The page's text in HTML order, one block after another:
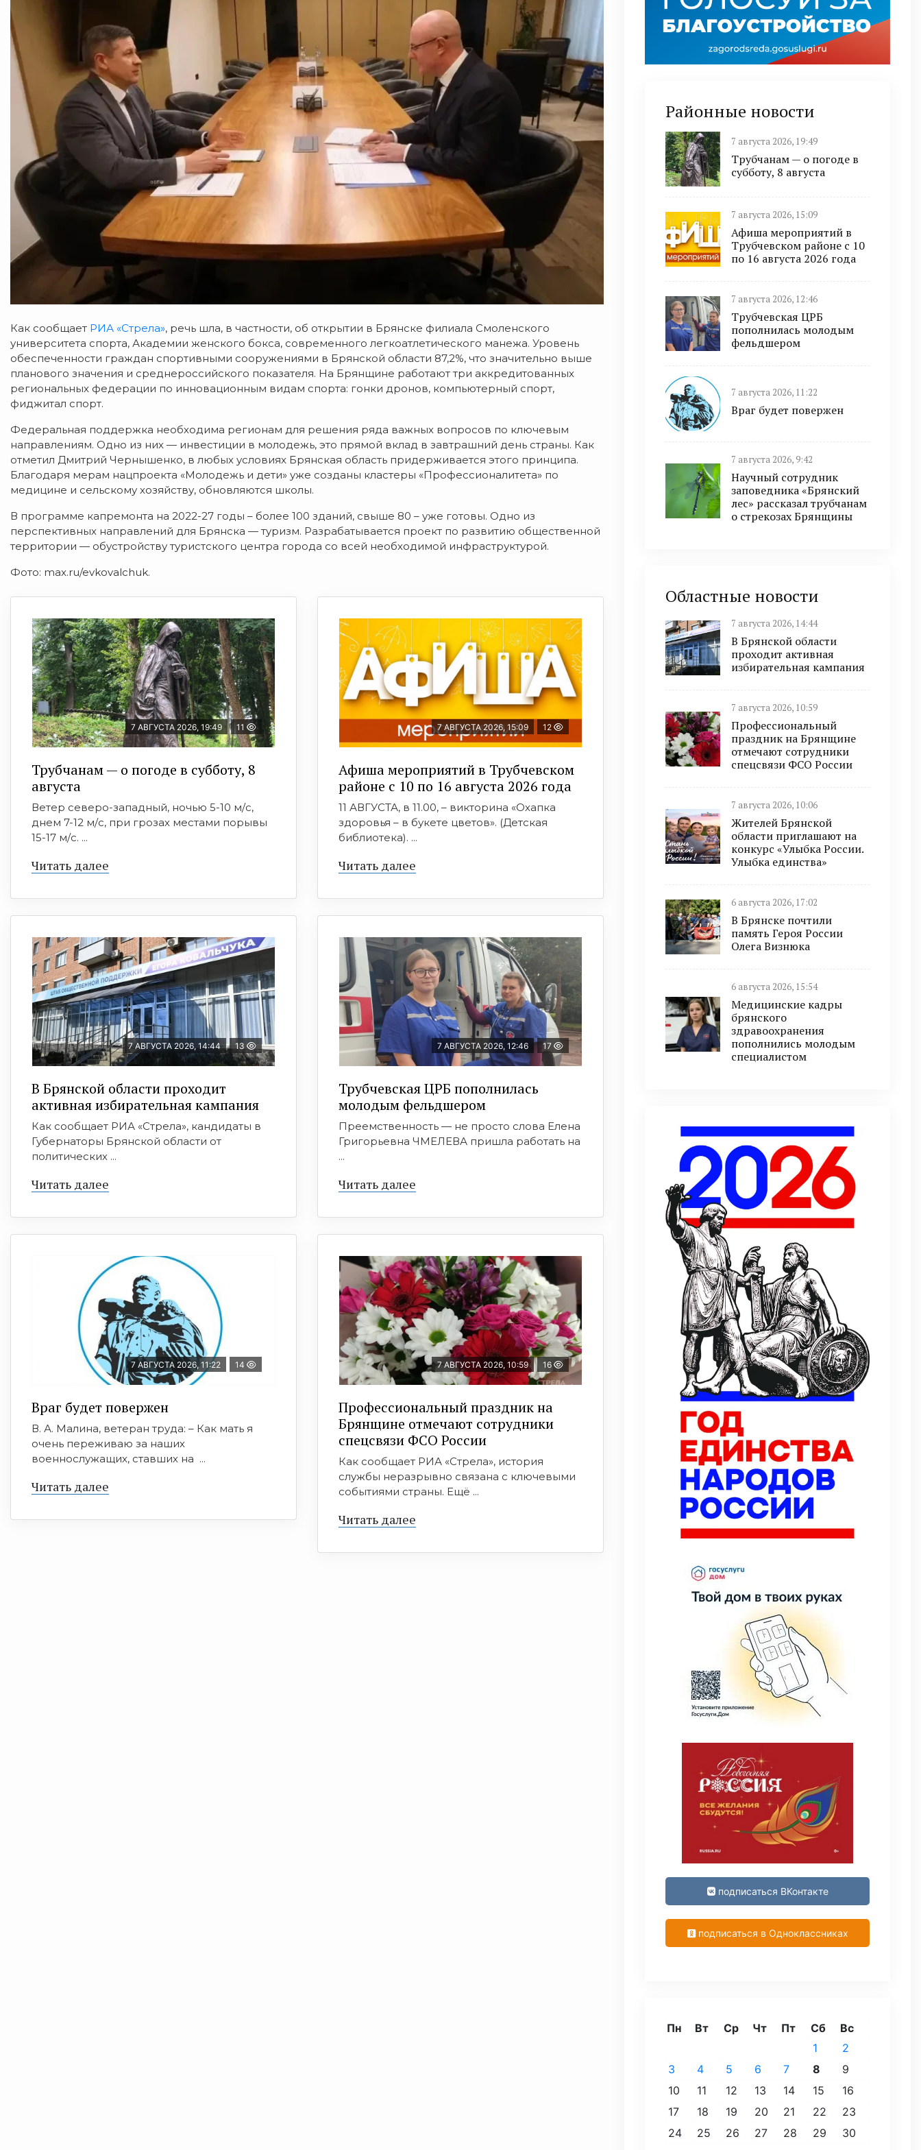
Как сообщает РИА «Стрела», речь шла, в частности, об открытии в Брянске филиала Смоленского
университета спорта, Академии женского бокса, современного легкоатлетического манежа. Уровень
обеспеченности граждан спортивными сооружениями в Брянской области 87,2%, что значительно выше
планового значения и среднероссийского показателя. На Брянщине работают три аккредитованных
региональных федерации по инновационным видам спорта: гонки дронов, компьютерный спорт,
фиджитал спорт.
Федеральная поддержка необходима регионам для решения ряда важных вопросов по ключевым
направлениям. Одно из них — инвестиции в молодежь, это прямой вклад в завтрашний день страны. Как
отметил Дмитрий Чернышенко, в любых условиях Брянская область придерживается этого принципа.
Благодаря мерам нацпроекта «Молодежь и дети» уже созданы кластеры «Профессионалитета» по
медицине и сельскому хозяйству, обновляются школы.
В программе капремонта на 2022-27 годы – более 100 зданий, свыше 80 – уже готовы. Одно из
перспективных направлений для Брянска — туризм. Разрабатывается проект по развитию общественной
территории — обустройству туристского центра города со всей необходимой инфраструктурой.
Фото: max.ru/evkovalchuk.
7 АВГУСТА 2026, 19:49 11
Трубчанам — о погоде в субботу, 8
августа
Ветер северо-западный, ночью 5-10 м/с,
днем 7-12 м/с, при грозах местами порывы
15-17 м/с. ...
Читать далее
7 АВГУСТА 2026, 15:09 12
Афиша мероприятий в Трубчевском
районе с 10 по 16 августа 2026 года
11 АВГУСТА, в 11.00, – викторина «Охапка
здоровья – в букете цветов». (Детская
библиотека). ...
Читать далее
7 АВГУСТА 2026, 14:44 13
В Брянской области проходит
активная избирательная кампания
Как сообщает РИА «Стрела», кандидаты в
Губернаторы Брянской области от
политических ...
Читать далее
7 АВГУСТА 2026, 12:46 17
Трубчевская ЦРБ пополнилась
молодым фельдшером
Преемственность — не просто слова Елена
Григорьевна ЧМЕЛЕВА пришла работать на
...
Читать далее
7 АВГУСТА 2026, 11:22 14
Враг будет повержен
В. А. Малина, ветеран труда: – Как мать я
очень переживаю за наших
военнослужащих, ставших на ...
Читать далее
7 АВГУСТА 2026, 10:59 16
Профессиональный праздник на
Брянщине отмечают сотрудники
спецсвязи ФСО России
Как сообщает РИА «Стрела», история
службы неразрывно связана с ключевыми
событиями страны. Ещё ...
Читать далее
Районные новости
7 августа 2026, 19:49
Трубчанам — о погоде в
субботу, 8 августа
7 августа 2026, 15:09
Афиша мероприятий в
Трубчевском районе с 10
по 16 августа 2026 года
7 августа 2026, 12:46
Трубчевская ЦРБ
пополнилась молодым
фельдшером
7 августа 2026, 11:22
Враг будет повержен
7 августа 2026, 9:42
Научный сотрудник
заповедника «Брянский
лес» рассказал трубчанам
о стрекозах Брянщины
Областные новости
7 августа 2026, 14:44
В Брянской области
проходит активная
избирательная кампания
7 августа 2026, 10:59
Профессиональный
праздник на Брянщине
отмечают сотрудники
спецсвязи ФСО России
7 августа 2026, 10:06
Жителей Брянской
области приглашают на
конкурс «Улыбка России.
Улыбка единства»
6 августа 2026, 17:02
В Брянске почтили
память Героя России
Олега Визнюка
6 августа 2026, 15:54
Медицинские кадры
брянского
здравоохранения
пополнились молодым
специалистом
подписаться ВКонтакте
подписаться в Одноклассниках
Пн Вт Ср Чт Пт Сб
Вс
1
2
3
4 5 6 7 8
9
10
11 12 13 14 15
16
17
18 19 20 21 22
23
24
25 26 27 28 29
30